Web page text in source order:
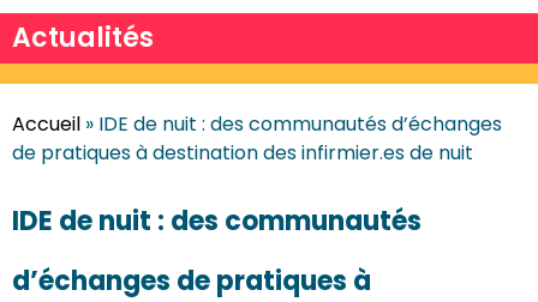
Actualités
Accueil » IDE de nuit : des communautés d’échanges
de pratiques à destination des infirmier.es de nuit
IDE de nuit : des communautés
d’échanges de pratiques à